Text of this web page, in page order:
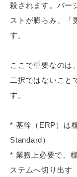
殺されます。バー
ストが膨らみ、「
す。
ここで重要なのは
二択ではないこと
す。
* 基幹（ERP）は
Standard）
* 業務上必要で、
ステムへ切り出す